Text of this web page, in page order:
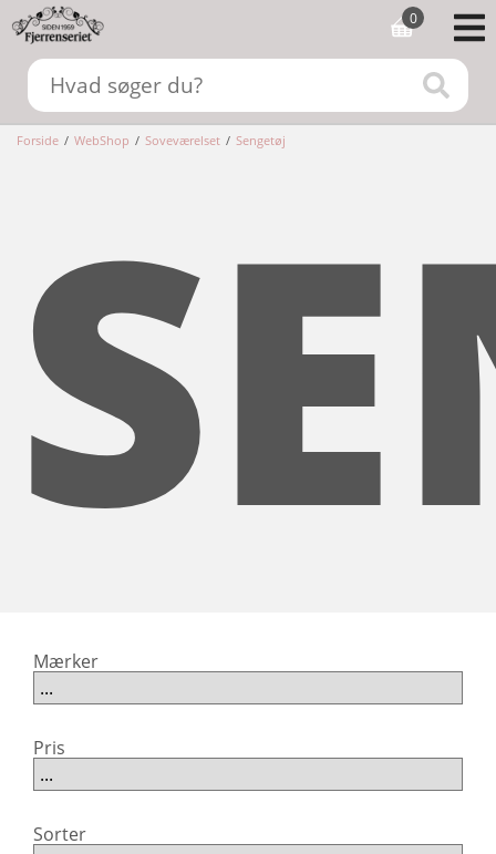
0
Forside / WebShop / Soveværelset / Sengetøj
Mærker
Pris
Sorter